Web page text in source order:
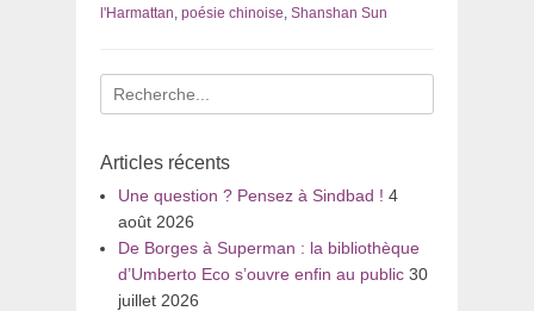
l'Harmattan poésie chinoise Shanshan Sun
Recherche
pour
Articles récents
Une question ? Pensez à Sindbad ! 4
août 2026
De Borges à Superman : la bibliothèque
d’Umberto Eco s’ouvre enfin au public 30
juillet 2026